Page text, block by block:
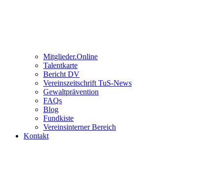
Mitglieder.Online
Talentkarte
Bericht DV
Vereinszeitschrift TuS-News
Gewaltprävention
FAQs
Blog
Fundkiste
Vereinsinterner Bereich
Kontakt